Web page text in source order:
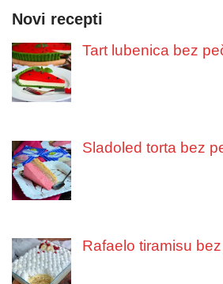
Novi recepti
Tart lubenica bez
Sladoled torta bez
Rafaelo tiramisu